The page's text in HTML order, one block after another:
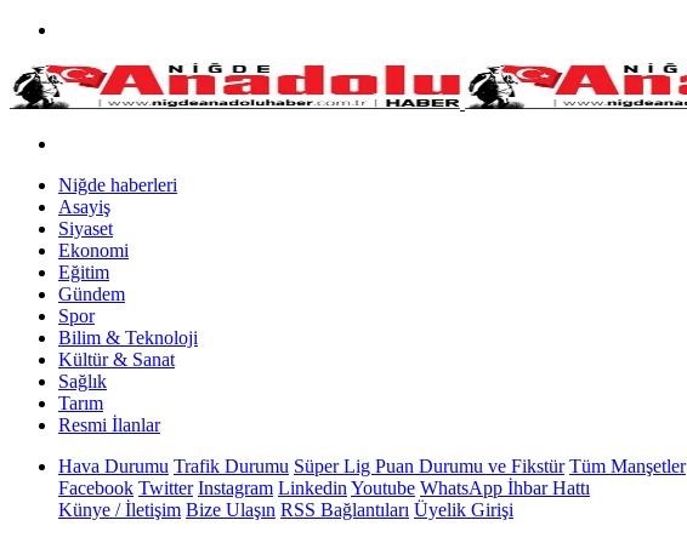
Niğde haberleri
Asayiş
Siyaset
Ekonomi
Eğitim
Gündem
Spor
Bilim & Teknoloji
Kültür & Sanat
Sağlık
Tarım
Resmi İlanlar
Hava Durumu Trafik Durumu Süper Lig Puan Durumu ve Fikstür Tüm Manşetler
Facebook Twitter Instagram Linkedin Youtube WhatsApp İhbar Hattı
Künye / İletişim Bize Ulaşın RSS Bağlantıları Üyelik Girişi